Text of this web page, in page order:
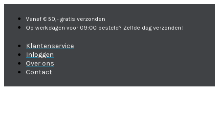
Vanaf € 50,- gratis verzonden
Op werkdagen voor 09:00 besteld? Zelfde dag verzonden!
Klantenservice
Inloggen
Over ons
Contact